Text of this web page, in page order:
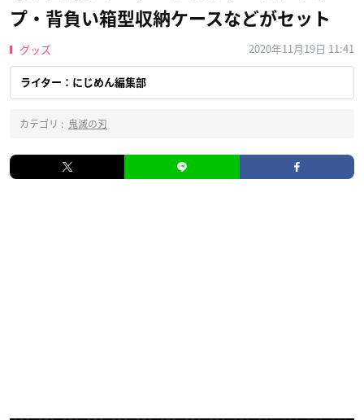
プ・背負い箱型収納ケースなどがセット
グッズ 2020年11月19日 11:41
ライター：にじめん編集部
カテゴリ : 鬼滅の刃